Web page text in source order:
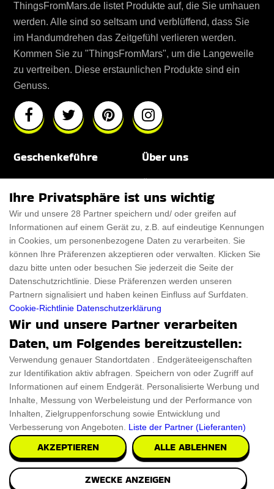
ThingsFromMars.de listet Produkte auf, die Sie umhauen
werden. Alle sind so seltsam und verblüffend, dass Sie
im Handumdrehen das Zeitgefühl verlieren werden.
Kommen Sie zu "ThingsFromMars", um die Langeweile
zu vertreiben. Diese erstaunlichen Produkte sind ein
Genuss.
Geschenkeführe
Für Haustiere
ThanksGiving
Über uns
Rabattcode
Trendiger Rabattcode
Black Friday
Ein Produkt einreichen
Kontakt
Ein Produkt einreichen
Geschenkeführer
Cyber Monday
Datenschutz­erklärung
Datenschutz­erklärung
Impressum
Cookies
Alle Urheberrechte © 2026 sind ThingsFromMars.de
vorbehalten.
Ihre Privatsphäre ist uns wichtig
Wir und unsere 28 Partner speichern und/ oder greifen auf
Informationen auf einem Gerät zu, z.B. auf eindeutige Kennungen
in Cookies, um personenbezogene Daten zu verarbeiten. Sie
können Ihre Präferenzen akzeptieren oder verwalten. Klicken Sie
dazu bitte unten oder besuchen Sie jederzeit die Seite der
Datenschutzrichtlinie. Diese Präferenzen werden unseren
Partnern signalisiert und haben keinen Einfluss auf Surfdaten.
Cookie-Richtlinie Datenschutzerklärung
Wir und unsere Partner verarbeiten
Daten, um Folgendes bereitzustellen:
Verwendung genauer Standortdaten . Endgeräteeigenschaften
zur Identifikation aktiv abfragen. Speichern von oder Zugriff auf
Informationen auf einem Endgerät. Personalisierte Werbung und
Inhalte, Messung von Werbeleistung und der Performance von
Inhalten, Zielgruppenforschung sowie Entwicklung und
Verbesserung von Angeboten. Liste der Partner (Lieferanten)
AKZEPTIEREN ALLE ABLEHNEN
ZWECKE ANZEIGEN